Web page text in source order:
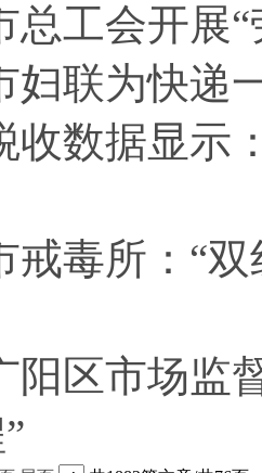
总工会开展
妇联为快递
收数据显示
戒毒所：“
阳区市场监